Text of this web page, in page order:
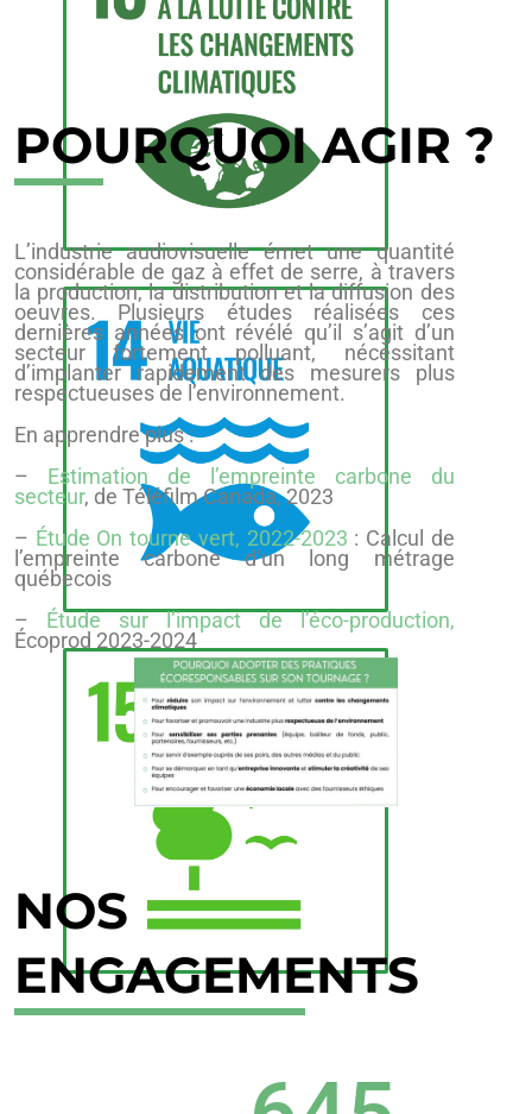
POURQUOI AGIR ?
L’industrie audiovisuelle émet une quantité
considérable de gaz à effet de serre, à travers
la production, la distribution et la diffusion des
oeuvres. Plusieurs études réalisées ces
dernières années ont révélé qu’il s’agit d’un
secteur fortement polluant, nécessitant
d’implanter rapidement des mesurers plus
respectueuses de l’environnement.
En apprendre plus :
– Estimation de l’empreinte carbone du
secteur, de Téléfilm Canada, 2023
– Étude On tourne vert, 2022-2023 : Calcul de
l’empreinte carbone d’un long métrage
québecois
– Étude sur l’impact de l’éco-production,
Écoprod 2023-2024
NOS
ENGAGEMENTS